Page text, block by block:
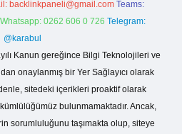
backlinkpaneli@gmail.com Teams:
Whatsapp: 0262 606 0 726 Telegram:
@karabul
Kanun gereğince Bilgi Teknolojileri ve
onaylanmış bir Yer Sağlayıcı olarak
sitedeki içerikleri proaktif olarak
bulunmamaktadır. Ancak,
sorumluluğunu taşımakta olup, siteye